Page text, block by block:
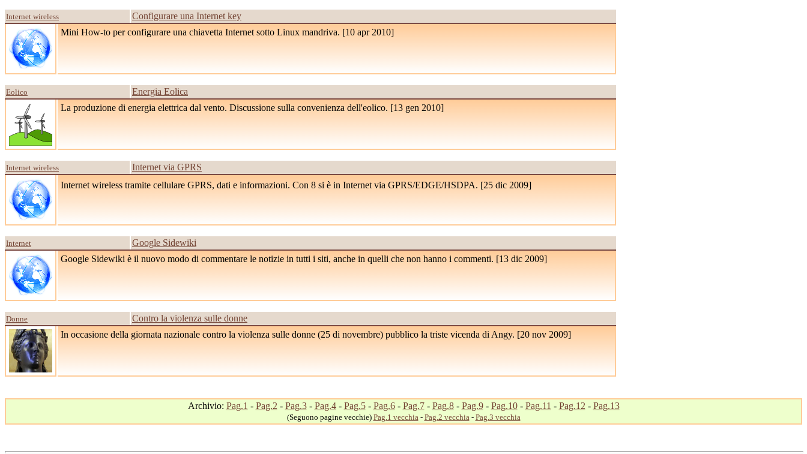
Internet wireless
Configurare una Internet key
Mini How-to per configurare una chiavetta Internet sotto Linux mandriva. [10 apr 2010]
Eolico
Energia Eolica
La produzione di energia elettrica dal vento. Discussione sulla convenienza dell'eolico. [13 gen 2010]
Internet wireless
Internet via GPRS
Internet wireless tramite cellulare GPRS, dati e informazioni. Con 8 si è in Internet via GPRS/EDGE/HSDPA. [25 dic 2009]
Internet
Google Sidewiki
Google Sidewiki è il nuovo modo di commentare le notizie in tutti i siti, anche in quelli che non hanno i commenti. [13 dic 2009]
Donne
Contro la violenza sulle donne
In occasione della giornata nazionale contro la violenza sulle donne (25 di novembre) pubblico la triste vicenda di Angy. [20 nov 2009]
Archivio: Pag.1 - Pag.2 - Pag.3- Pag.4- Pag.5- Pag.6- Pag.7- Pag.8- Pag.9- Pag.10- Pag.11 - Pag.12 - Pag.13
(Seguono pagine vecchie) Pag.1 vecchia- Pag.2 vecchia- Pag.3 vecchia